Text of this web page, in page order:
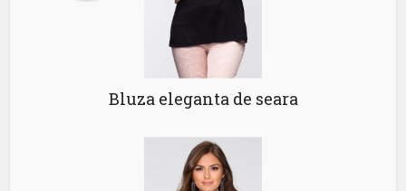
Bluza eleganta de seara